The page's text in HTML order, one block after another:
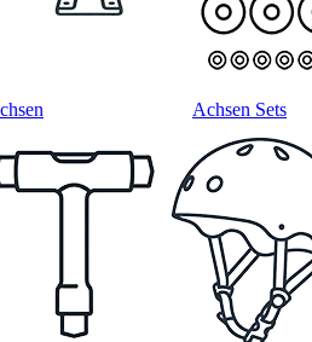
Achsen Sets